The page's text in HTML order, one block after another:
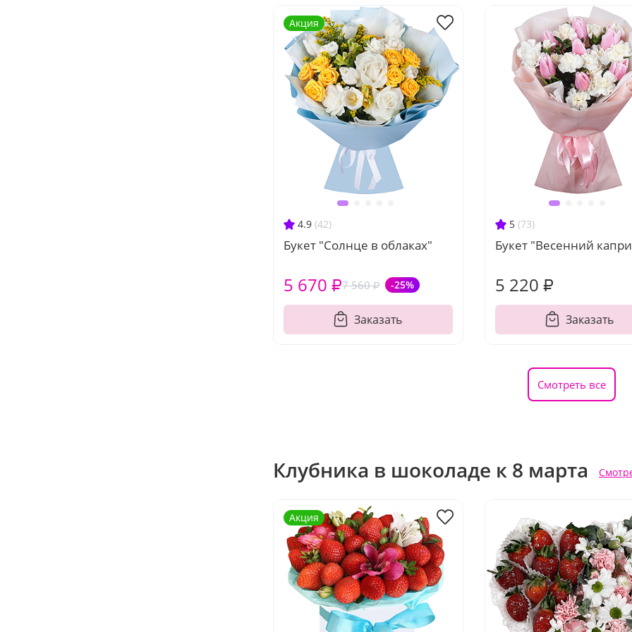
4.9 (42)
Букет "Солнце в облаках"
7 560 ₽ -25%
5 670 ₽
Заказать
Акция
5 (73)
Букет "Весенний
5 220 ₽
Заказать
Смотреть все
Клубника в шоколаде к 8 марта
Акция